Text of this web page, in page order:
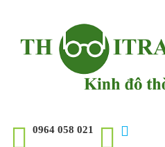
0964 058 021